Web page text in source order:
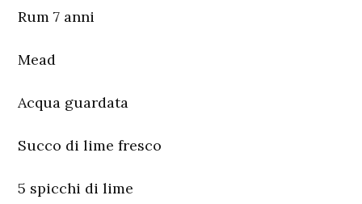
Rum 7 anni
Mead
Acqua guardata
Succo di lime fresco
5 spicchi di lime